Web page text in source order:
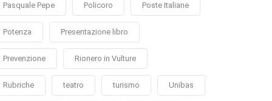
Pasquale Pepe Policoro Poste Italiane
Potenza Presentazione libro
Prevenzione Rionero in Vulture
Rubriche teatro turismo Unibas